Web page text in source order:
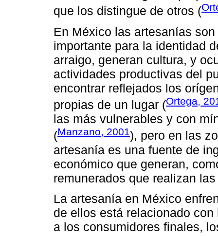
que los distingue de otros (
En México las artesanías
importante para la identidad
arraigo, generan cultura, y
actividades productivas del
encontrar reflejados los
propias de un lugar (Ortega,
las más vulnerables y con
(Manzano, 2001), pero en las
artesanía es una fuente de
económico que generan,
remunerados que realizan
La artesanía en México
de ellos está relacionado
a los consumidores finales,